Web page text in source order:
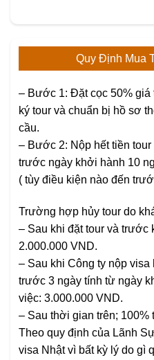
Quy Định Mua
– Bước 1: Đặt cọc 50% giá
ký tour và chuẩn bị hồ sơ
cầu.
– Bước 2: Nộp hết tiền
trước ngày khởi hành 10
( tùy điều kiện nào đến
Trường hợp hủy tour do
– Sau khi đặt tour và trước
2.000.000 VND.
– Sau khi Công ty nộp
trước 3 ngày tính từ ngày
việc: 3.000.000 VND.
– Sau thời gian trên; 100%
Theo quy định của Lãnh
visa Nhật vì bất kỳ lý do gì